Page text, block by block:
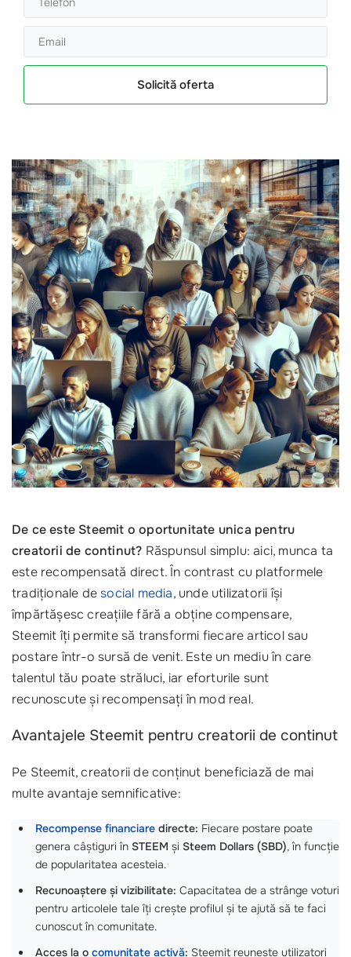
Solicită oferta
De ce este Steemit o oportunitate unica pentru
creatorii de continut? Răspunsul simplu: aici, munca ta
este recompensată direct. În contrast cu platformele
tradiționale desocial media, unde utilizatorii își
împărtășesc creațiile fără a obține compensare,
Steemit îți permite să transformi fiecare articol sau
postare într-o sursă de venit. Este un mediu în care
talentul tău poate străluci, iar eforturile sunt
recunoscute și recompensați în mod real.
Avantajele Steemit pentru creatorii de continut
Pe Steemit, creatorii de conținut beneficiază de mai
multe avantaje semnificative:
Recompense financiare directe: Fiecare postare poate
genera câștiguri în STEEM și Steem Dollars (SBD), în funcție
de popularitatea acesteia.
Recunoaștere și vizibilitate: Capacitatea de a strânge voturi
pentru articolele tale îți crește profilul și te ajută să te faci
cunoscut în comunitate.
Acces la o comunitate activă: Steemit reunește utilizatori